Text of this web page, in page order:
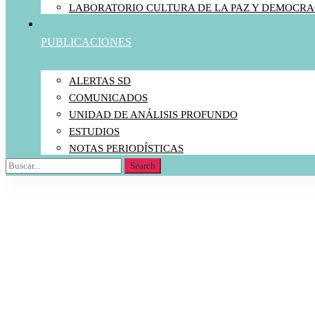
LABORATORIO CULTURA DE LA PAZ Y
PUBLICACIONES
ALERTAS SD
COMUNICADOS
UNIDAD DE ANÁLISIS PROFUNDO
ESTUDIOS
NOTAS PERIODÍSTICAS
Search